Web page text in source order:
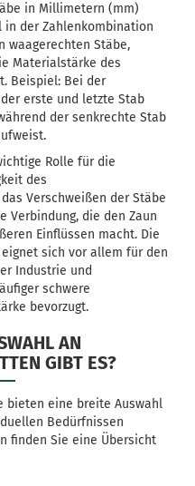
in Millimetern (mm)
der Zahlenkombination
waagerechten Stäbe,
Materialstärke des
Beispiel: Bei der
erste und letzte Stab
der senkrechte Stab
Rolle für die
des
Verschweißen der Stäbe
Verbindung, die den Zaun
Einflüssen macht. Die
sich vor allem für den
Industrie und
schwere
bevorzugt.
AN
GIBT ES?
bieten eine breite Auswahl
Bedürfnissen
finden Sie eine Übersicht